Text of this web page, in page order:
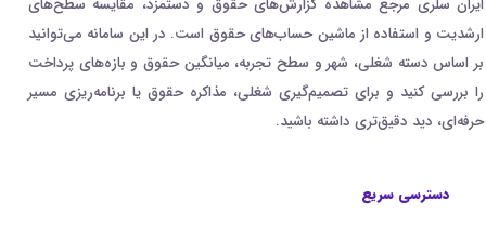
ایران سلری مرجع مشاهده گزارش‌های حقوق و دستمزد، مقایسه سطح‌های
ارشدیت و استفاده از ماشین حساب‌های حقوق است. در این سامانه می‌توانید
بر اساس دسته شغلی، شهر و سطح تجربه، میانگین حقوق و بازه‌های پرداخت
را بررسی کنید و برای تصمیم‌گیری شغلی، مذاکره حقوق یا برنامه‌ریزی مسیر
حرفه‌ای، دید دقیق‌تری داشته باشید.
دسترسی سریع